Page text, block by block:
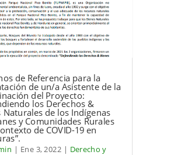
de Referencia para la
de un/a Asistente de la
del Proyecto:
los Derechos &
Naturales de los Indígenas
y Comunidades Rurales
de COVID-19 en
| Ene 3, 2022| Derecho y